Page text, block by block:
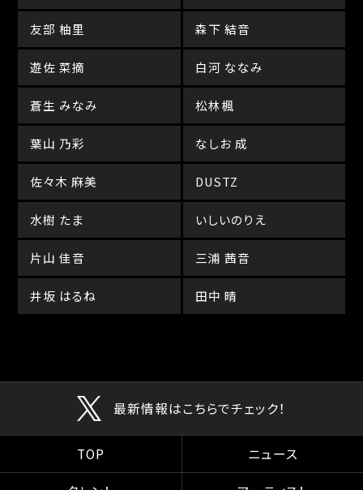
友部 柚里 森下 結音
遊佐 菜摘 白河 ななみ
蒼生 みなみ 松林楓
葉山 乃彩 なしお 成
佐々木 麻美 DUSTZ
水樹 たま いしいのりえ
片山 佳音 三浦 茜音
井坂 はるね 田中 晴
最新情報はこちらでチェック！
TOP
ニュース